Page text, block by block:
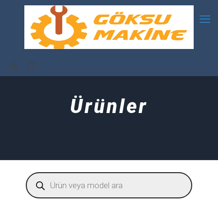
Ürünler
Products
search